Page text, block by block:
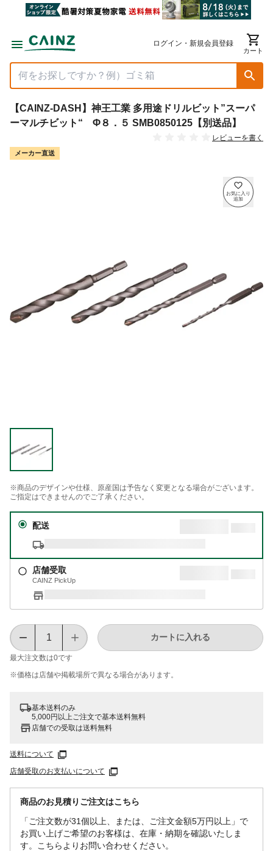
ログイン・新規会員登録
カート
【CAINZ-DASH】神王工業 多用途ドリルビット”スーパ
ーマルチビット“ Φ８．５ SMB0850125【別送品】
レビューを書く
メーカー直送
※商品のデザインや仕様、原産国は予告なく変更となる場合がございます。
ご指定はできませんのでご了承ください。
配送
店舗受取
CAINZ PickUp
最大注文数は0です
カートに入れる
※価格は​店舗や​掲載場所で​異なる​場合が​あります。
基本送料のみ
5,000円以上ご注文で基本送料無料
店舗での受取は送料無料
送料について
店舗受取のお支払いについて
商品のお見積りご注文はこちら
「ご注文数が31個以上、または、ご注文金額5万円以上」で
お買い上げご希望のお客様は、在庫・納期を確認いたしま
す。こちらよりお問い合わせください。